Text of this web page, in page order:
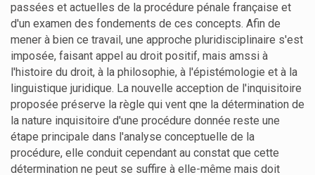
passées et actuelles de la procédure pénale française et
d'un examen des fondements de ces concepts. Afin de
mener à bien ce travail, une approche pluridisciplinaire s'est
imposée, faisant appel au droit positif, mais amssi à
l'histoire du droit, à la philosophie, à l'épistémologie et à la
linguistique juridique. La nouvelle acception de l'inquisitoire
proposée préserve la règle qui vent qne la détermination de
la nature inquisitoire d'une procédure donnée reste une
étape principale dans l'analyse conceptuelle de la
procédure, elle conduit cependant au constat que cette
détermination ne peut se suffire à elle-même mais doit